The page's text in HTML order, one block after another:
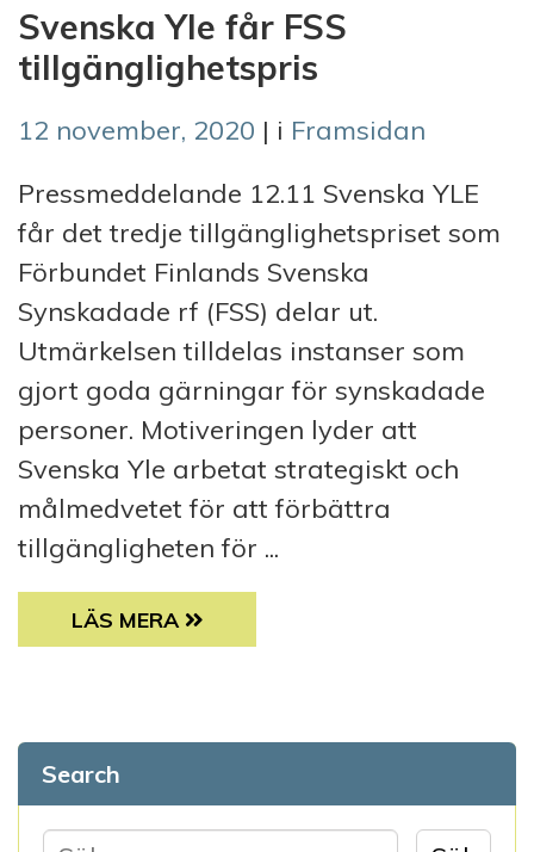
Svenska Yle får FSS
tillgänglighetspris
12 november, 2020 | i Framsidan
Pressmeddelande 12.11 Svenska YLE
får det tredje tillgänglighetspriset som
Förbundet Finlands Svenska
Synskadade rf (FSS) delar ut.
Utmärkelsen tilldelas instanser som
gjort goda gärningar för synskadade
personer. Motiveringen lyder att
Svenska Yle arbetat strategiskt och
målmedvetet för att förbättra
tillgängligheten för ...
SVENSKA YLE FÅR FSS
LÄS MERA
Search